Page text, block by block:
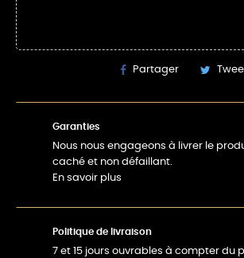
Partager
Garanties
Nous nous engageons à livrer le
caché et non défaillant.
En savoir plus
Politique de livraison
7 et 15 jours ouvrables à compter du